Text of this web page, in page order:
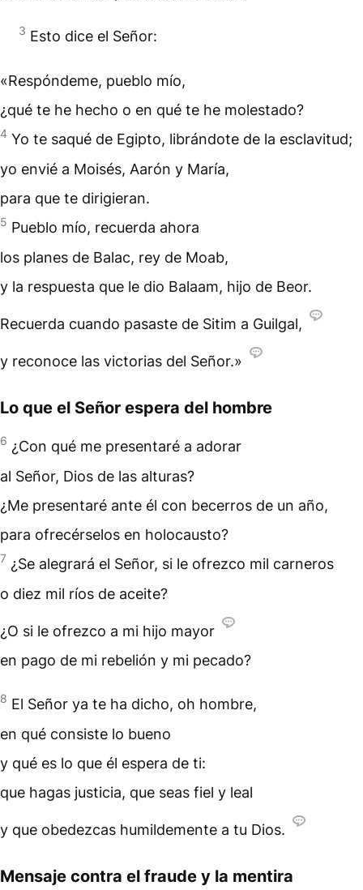
3 Esto dice el Señor:
«Respóndeme, pueblo mío,
¿qué te he hecho o en qué te he molestado?
4 Yo te saqué de Egipto, librándote de la esclavitud;
yo envié a Moisés, Aarón y María,
para que te dirigieran.
5 Pueblo mío, recuerda ahora
los planes de Balac, rey de Moab,
y la respuesta que le dio Balaam, hijo de Beor.
Recuerda cuando pasaste de Sitim a Guilgal,
y reconoce las victorias del Señor.»
Lo que el Señor espera del hombre
6 ¿Con qué me presentaré a adorar
al Señor, Dios de las alturas?
¿Me presentaré ante él con becerros de un año,
para ofrecérselos en holocausto?
7 ¿Se alegrará el Señor, si le ofrezco mil carneros
o diez mil ríos de aceite?
¿O si le ofrezco a mi hijo mayor
en pago de mi rebelión y mi pecado?
8 El Señor ya te ha dicho, oh hombre,
en qué consiste lo bueno
y qué es lo que él espera de ti:
que hagas justicia, que seas fiel y leal
y que obedezcas humildemente a tu Dios.
Mensaje contra el fraude y la mentira